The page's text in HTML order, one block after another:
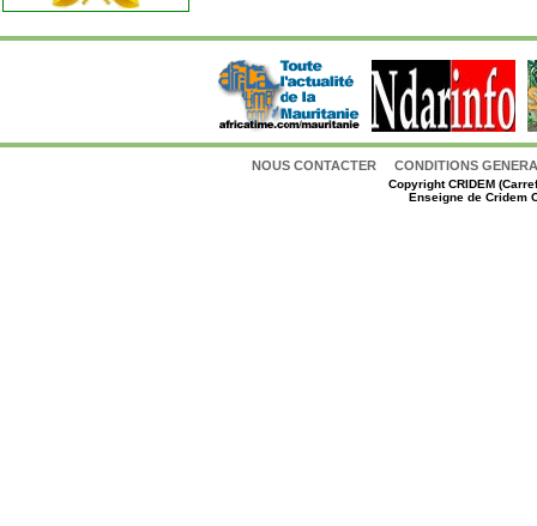
NOUS CONTACTER CONDITIONS
CopyrightCRIDEM
Enseigne de Cridem